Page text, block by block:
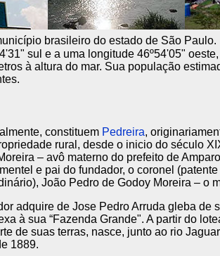
brasileiro do estado de São
sul e a uma longitude 46º54'05"
à altura do mar. Sua população
constituem Pedreira,
rural, desde o inicio do século
– avô materno do prefeito de
e pai do fundador, o coronel
João Pedro de Godoy Moreira – o
adquire de Jose Pedro Arruda gleba de
à sua “Fazenda Grande". A partir do
de suas terras, nasce, junto ao rio
1889.